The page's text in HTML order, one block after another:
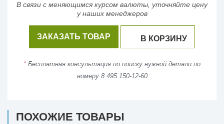
В связи с меняющимся курсом валюты, уточняйте цену
у наших менеджеров
ЗАКАЗАТЬ ТОВАР В КОРЗИНУ
*Бесплатная консультация по поиску нужной детали по
номеру 8 495 150-12-60
ПОХОЖИЕ ТОВАРЫ